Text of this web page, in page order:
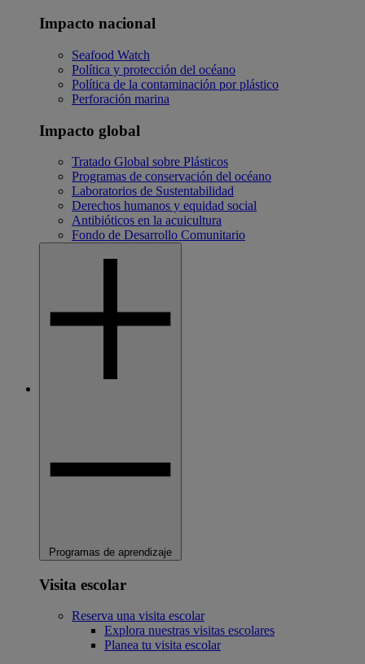
Impacto nacional
Seafood Watch
Política y protección del océano
Política de la contaminación por plástico
Perforación marina
Impacto global
Tratado Global sobre Plásticos
Programas de conservación del océano
Laboratorios de Sustentabilidad
Derechos humanos y equidad social
Antibióticos en la acuicultura
Fondo de Desarrollo Comunitario
Programas de aprendizaje
Visita escolar
Reserva una visita escolar
Explora nuestras visitas escolares
Planea tu visita escolar